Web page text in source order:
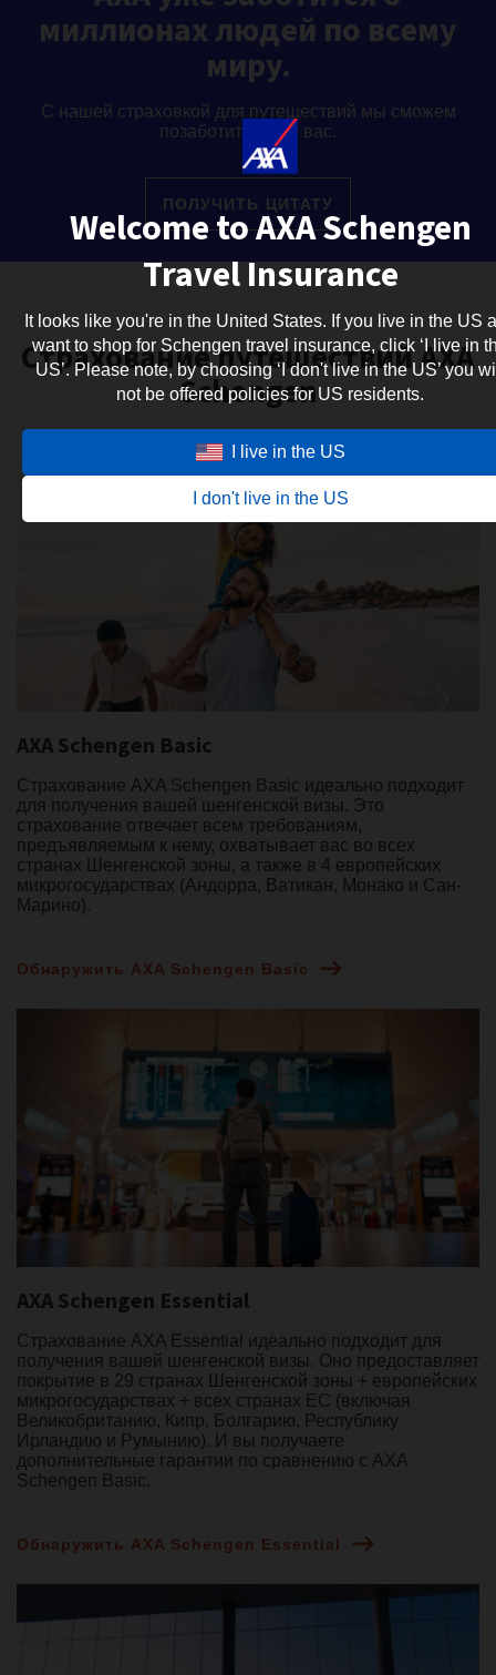
Welcome to AXA Schengen
Travel Insurance
It looks like you're in the United States. If you live in the US
want to shop for Schengen travel insurance, click ‘I live in
US’. Please note, by choosing ‘I don't live in the US’ you
not be offered policies for US residents.
I live in the US
I don't live in the US
миллионах людей по всему
миру.
С нашей страховкой для путешествий мы сможем
позаботиться и о вас.
ПОЛУЧИТЬ ЦИТАТУ
Страхование путешествий AXA
Schengen
AXA Schengen Basic
Страхование AXA Schengen Basic идеально подходит
для получения вашей шенгенской визы. Это
страхование отвечает всем требованиям,
предъявляемым к нему, охватывает вас во всех
странах Шенгенской зоны, а также в 4 европейских
микрогосударствах (Андорра, Ватикан, Монако и Сан-
Марино).
Обнаружить AXA Schengen Basic
AXA Schengen Essential
Страхование AXA Essential идеально подходит для
получения вашей шенгенской визы. Оно предоставляет
покрытие в 29 странах Шенгенской зоны + европейских
микрогосударствах + всех странах ЕС (включая
Великобританию, Кипр, Болгарию, Республику
Ирландию и Румынию). И вы получаете
дополнительные гарантии по сравнению с AXA
Schengen Basic.
Обнаружить AXA Schengen Essential